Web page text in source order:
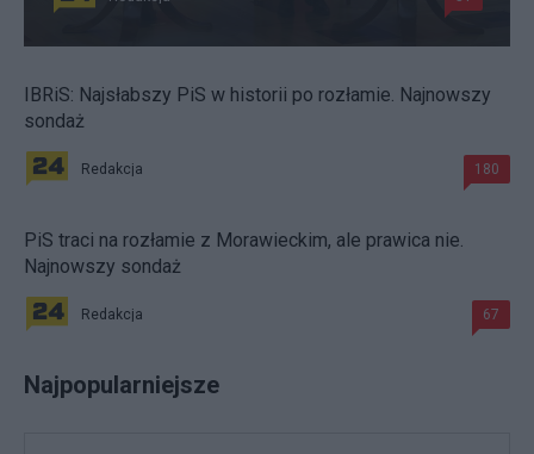
IBRiS: Najsłabszy PiS w historii po rozłamie. Najnowszy
sondaż
Redakcja 180
PiS traci na rozłamie z Morawieckim, ale prawica nie.
Najnowszy sondaż
Redakcja 67
Najpopularniejsze